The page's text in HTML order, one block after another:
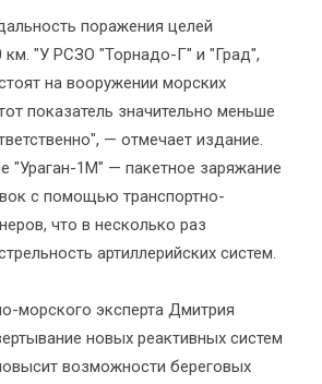
поражения целей
км. "У РСЗО "Торнадо-Г" и "Град",
на вооружении морских
показатель значительно меньше
— отмечает издание.
"Ураган-1М" — пакетное заряжание
с помощью транспортно-
что в несколько раз
артиллерийских систем.
морского эксперта Дмитрия
новых реактивных систем
возможности береговых